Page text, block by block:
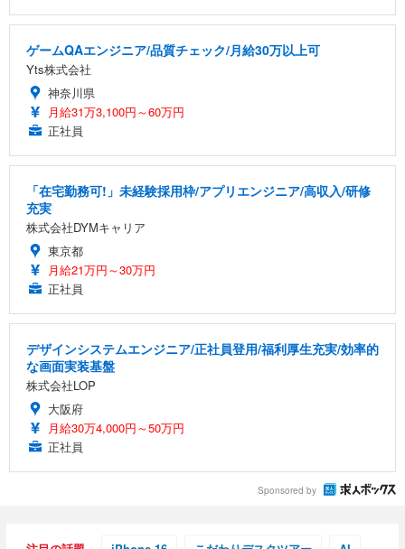
ゲームQAエンジニア/品質チェック/月給30万以上可
Yts株式会社
神奈川県
月給31万3,100円～60万円
正社員
「在宅勤務可!」未経験採用枠/アプリエンジニア/高収入/研修
充実
株式会社DYMキャリア
東京都
月給21万円～30万円
正社員
デザインシステムエンジニア/正社員登用/福利厚生充実/効率的
な画面実装基盤
株式会社LOP
大阪府
月給30万4,000円～50万円
正社員
Sponsored by